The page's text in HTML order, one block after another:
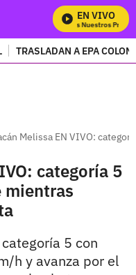
EN VIVO
Mira Todos Nuestros
TRASLADAN A EPA
Melissa EN VIVO:
categoría 5
mientras
5 con
h y avanza por el